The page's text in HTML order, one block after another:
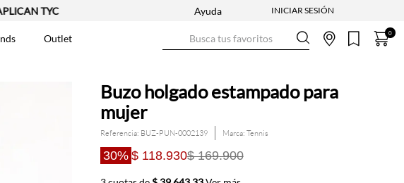
TYC Ayuda
Outlet 0
Buzo holgado estampado para
mujer
Referencia: BUZ-PUN-0002139 Tennis
30% $ 118.930$ 169.900